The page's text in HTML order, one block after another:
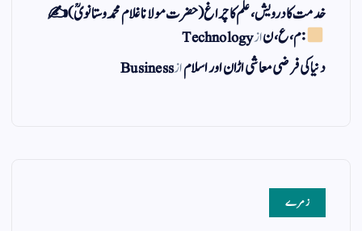
خدمت کا درویش، علم کا چراغ(حضرت مولانا غلام محمد وستانویؒ)✍
: م ، ع ، نازTechnology
دنیا کی فرضی معاشی اڑان اور اسلامازBusiness
زمرے